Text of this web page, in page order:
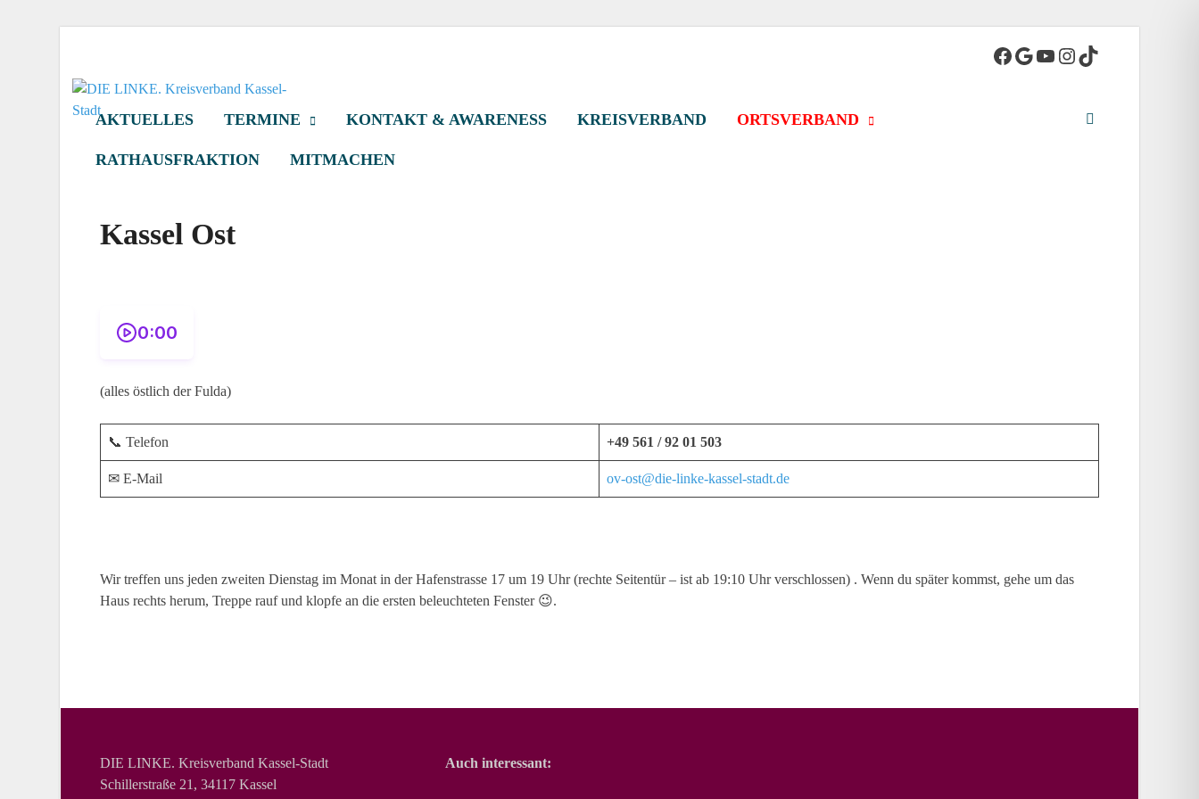
DIE LINKE. Kreisverband Kassel-Stadt
AKTUELLES TERMINE KONTAKT & AWARENESS KREISVERBAND ORTSVERBAND
RATHAUSFRAKTION MITMACHEN
Kassel Ost
0:00
(alles östlich der Fulda)
📞 Telefon +49 561 / 92 01 503
✉ E-Mail ov-ost@die-linke-kassel-stadt.de
Wir treffen uns jeden zweiten Dienstag im Monat in der Hafenstrasse 17 um 19 Uhr (rechte Seitentür – ist ab 19:10 Uhr verschlossen) . Wenn du später kommst, gehe um das
Haus rechts herum, Treppe rauf und klopfe an die ersten beleuchteten Fenster 😉.
DIE LINKE. Kreisverband Kassel-Stadt
Schillerstraße 21, 34117 Kassel
Auch interessant: